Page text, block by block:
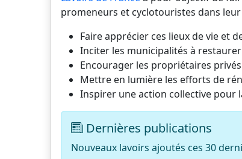
promeneurs et cyclotouristes dans
Faire apprécier ces lieux de vie et
Inciter les municipalités à
Encourager les propriétaires
Mettre en lumière les efforts de
Inspirer une action collective pour
Dernières publications
Nouveaux lavoirs ajoutés ces 30